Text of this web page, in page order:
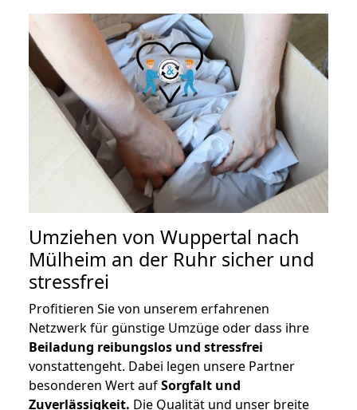
Umziehen von Wuppertal nach
Mülheim an der Ruhr sicher und
stressfrei
Profitieren Sie von unserem erfahrenen
Netzwerk für günstige Umzüge oder dass ihre
Beiladung reibungslos und stressfrei
vonstattengeht. Dabei legen unsere Partner
besonderen Wert aufSorgfalt und
Zuverlässigkeit. Die Qualität und unser breite